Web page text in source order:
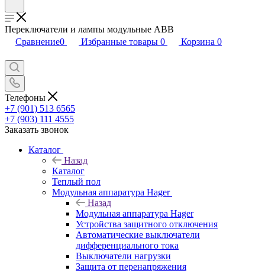
Переключатели и лампы модульные ABB
Сравнение0 Избранные товары 0 Корзина 0
Телефоны
+7 (901) 513 6565
+7 (903) 111 4555
Заказать звонок
Каталог
Назад
Каталог
Теплый пол
Модульная аппаратура Hager
Назад
Модульная аппаратура Hager
Устройства защитного отключения
Автоматические выключатели
дифференциального тока
Выключатели нагрузки
Защита от перенапряжения